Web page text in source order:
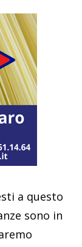
a questo
sono in